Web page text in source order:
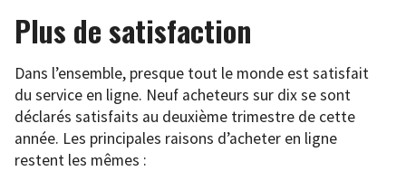
Plus de satisfaction
Dans l’ensemble, presque tout le monde est satisfait
du service en ligne. Neuf acheteurs sur dix se sont
déclarés satisfaits au deuxième trimestre de cette
année. Les principales raisons d’acheter en ligne
restent les mêmes :